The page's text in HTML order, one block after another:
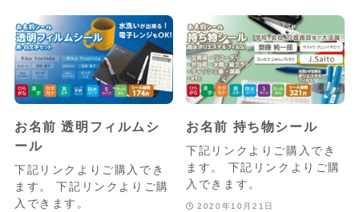
お名前 透明フィルムシ
ール
下記リンクよりご購入でき
ます。 下記リンクよりご購
入できます。
お名前 持ち物シール
下記リンクよりご購入でき
ます。 下記リンクよりご購
入できます。
2020年10月21日